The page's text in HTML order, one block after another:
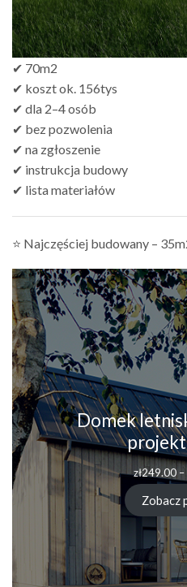
✔ 70m2
✔ koszt ok. 156tys
✔ dla 2–4 osób
✔ bez pozwolenia
✔ na zgłoszenie
✔ instrukcja budowy
✔ lista materiałów
⭐ Najczęściej budowany –
Domek
zł249.00 –
Zobacz